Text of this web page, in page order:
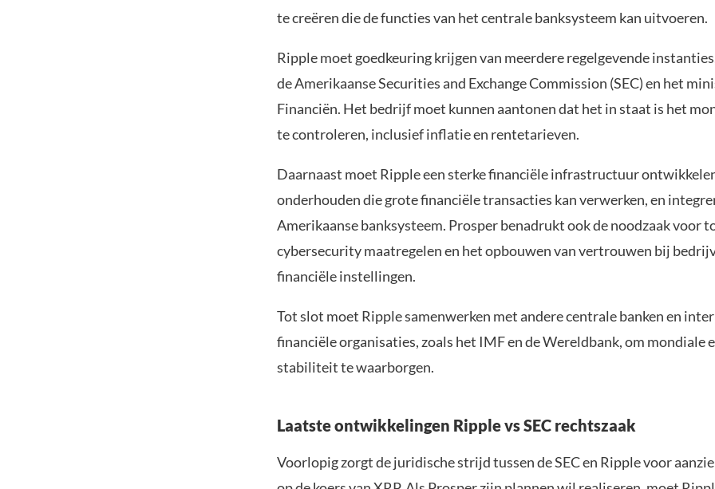
te creëren die de functies van het centrale banksysteem kan uitvoeren.
Ripple moet goedkeuring krijgen van meerdere regelgevende
de Amerikaanse Securities and Exchange Commission (SEC) en het
Financiën. Het bedrijf moet kunnen aantonen dat het in staat is het
te controleren, inclusief inflatie en rentetarieven.
Daarnaast moet Ripple een sterke financiële infrastructuur
onderhouden die grote financiële transacties kan verwerken, en
Amerikaanse banksysteem. Prosper benadrukt ook de noodzaak voor
cybersecurity maatregelen en het opbouwen van vertrouwen bij
financiële instellingen.
Tot slot moet Ripple samenwerken met andere centrale banken en
financiële organisaties, zoals het IMF en de Wereldbank, om mondiale
stabiliteit te waarborgen.
Laatste ontwikkelingen Ripple vs SEC rechtszaak
Voorlopig zorgt de juridische strijd tussen de SEC en Ripple voor